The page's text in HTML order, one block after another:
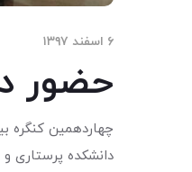
۶ اسفند ۱۳۹۷
حضور
دانشکده پرستاری